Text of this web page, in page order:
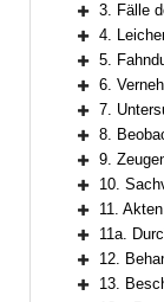
Bereich
3. Fälle
Bereich
4.
Bereich
5.
Bereich
6.
Bereich
7. Untersuchungshaft,
Bereich
8.
Bereich
9.
Bereich
10.
Bereich
11.
Bereich
11a.
Bereich
12.
13.